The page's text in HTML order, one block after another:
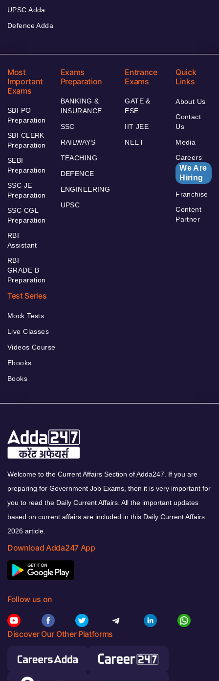
UPSC Adda
Defence Adda
Most
Important
Exams
SBI PO
Preparation
SBI CLERK
Preparation
SEBI
Preparation
SSC JE
Preparation
SSC CGL
Preparation
RBI
Assistant
RBI
GRADE B
Preparation
Exams
Preparation
BANKING &
INSURANCE
SSC
RAILWAYS
TEACHING
DEFENCE
ENGINEERING
UPSC
Entrance
Exams
GATE &
ESE
IIT JEE
NEET
Quick
Links
About Us
Contact
Us
Media
Careers
We Are
Hiring
Franchise
Content
Partner
Test Series
Mock Tests
Live Classes
Videos Course
Ebooks
Books
Welcome to the Current Affairs Section of Adda247. If you are
preparing for Government Job Exams, then it is very important for
you to read the Daily Current Affairs. All the important updates
based on current affairs are included in this Daily Current Affairs
2026 article.
Download Adda247 App
Follow us on
Discover Our Other Platforms